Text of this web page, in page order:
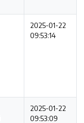
2025-01-22
09:53:14
2025-01-22
09:53:09